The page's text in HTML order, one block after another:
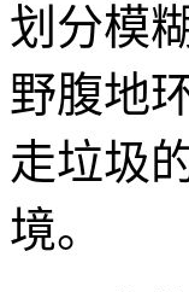
划分模
野腹地
走垃圾
境。